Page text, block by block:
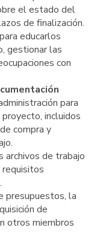
el estado del
de finalización.
educarlos
gestionar las
con
para
incluidos
compra y
archivos de trabajo
presupuestos, la
de
otros miembros